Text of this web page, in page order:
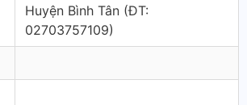
Huyện Bình Tân (ÐT:
02703757109)